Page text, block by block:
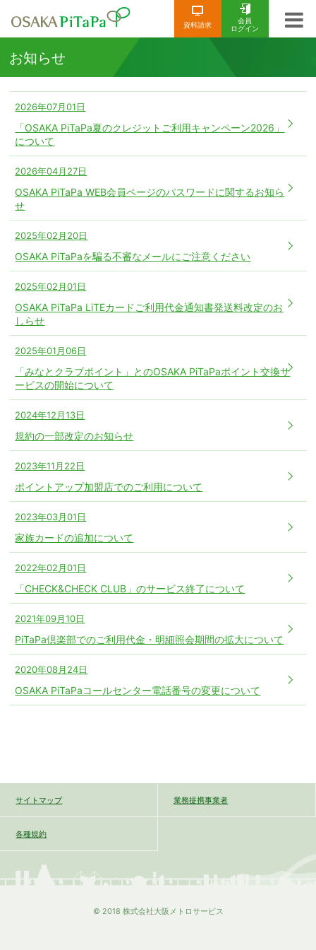
資料請求
会員
ログイン
お知らせ
2026年07月01日
「OSAKA PiTaPa夏のクレジットご利用キャンペーン2026」
について
2026年04月27日
OSAKA PiTaPa WEB会員ページのパスワードに関するお知ら
せ
2025年02月20日
OSAKA PiTaPaを騙る不審なメールにご注意ください
2025年02月01日
OSAKA PiTaPa LiTEカードご利用代金通知書発送料改定のお
しらせ
2025年01月06日
「みなとクラブポイント」とのOSAKA PiTaPaポイント交換サ
ービスの開始について
2024年12月13日
規約の一部改定のお知らせ
2023年11月22日
ポイントアップ加盟店でのご利用について
2023年03月01日
家族カードの追加について
2022年02月01日
「CHECK&CHECK CLUB」のサービス終了について
2021年09月10日
PiTaPa倶楽部でのご利用代金・明細照会期間の拡大について
2020年08月24日
OSAKA PiTaPaコールセンター電話番号の変更について
サイトマップ 業務提携事業者
各種規約
© 2018 株式会社大阪メトロサービス